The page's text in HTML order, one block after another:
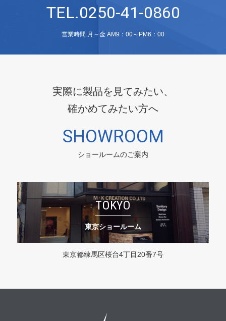
TEL.0250-41-0860
営業時間 月～金 AM9：00～PM6：00
実際に製品を見てみたい、
確かめてみたい方へ
SHOWROOM
ショールームのご案内
TOKYO
東京ショールーム
東京都練馬区桜台4丁目20番7号